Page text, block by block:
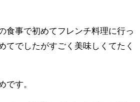
食事で初めてフレンチ料理に行っ
てでしたがすごく美味しくてたく
す。